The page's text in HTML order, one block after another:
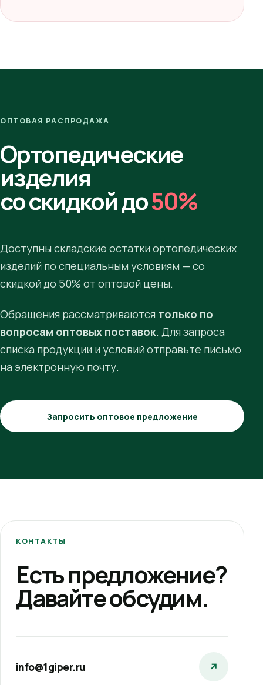
ОПТОВАЯ РАСПРОДАЖА
Ортопедические
изделия
со скидкой до50%
Доступны складские остатки ортопедических
изделий по специальным условиям — со
скидкой до 50% от оптовой цены.
Обращения рассматриваются только по
вопросам оптовых поставок. Для запроса
списка продукции и условий отправьте письмо
на электронную почту.
Запросить оптовое предложение
КОНТАКТЫ
Есть предложение?
Давайте обсудим.
info@1giper.ru ↗